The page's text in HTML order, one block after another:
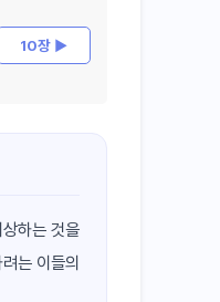
10장 ▶
하는 것을
는 이들의